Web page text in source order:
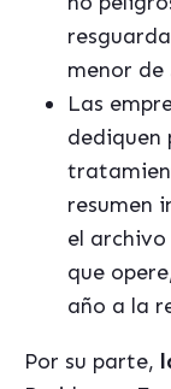
menor de
Las
dediquen
resumen
el
que
año a la
Por su parte,